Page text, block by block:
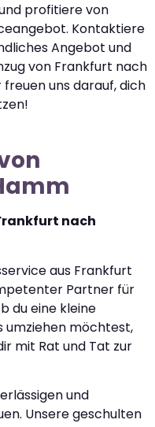
profitiere von
Kontaktiere
Angebot und
von Frankfurt nach
uns darauf, dich
nach
aus Frankfurt
Partner für
du eine kleine
umziehen möchtest,
mit Rat und Tat zur
und
Unsere geschulten